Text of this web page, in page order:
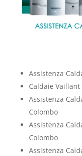
Assistenza
Caldaie
Assistenza
Colombo
Assistenza
Colombo
Assistenza